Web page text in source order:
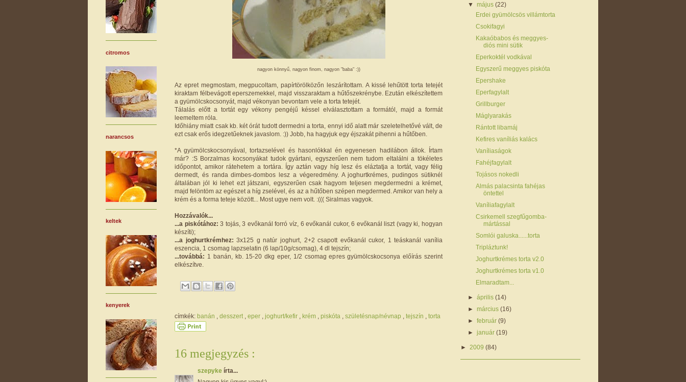
nagyon könnyű, nagyon finom, nagyon "baba" :))
Az epret megmostam, megpucoltam, papírtörölközőn leszárítottam. A kissé lehűtött torta tetejét
kiraktam félbevágott eperszemekkel, majd visszaraktam a hűtőszekrénybe. Ezután elkészítettem
a gyümölcskocsonyát, majd vékonyan bevontam vele a torta tetejét.
Tálalás előtt a tortát egy vékony pengéjű késsel elválasztottam a formától, majd a formát
leemeltem róla.
Időhiány miatt csak kb. két órát tudott dermedni a torta, ennyi idő alatt már szeletelhetővé vált, de
ezt csak erős idegzetűeknek javaslom. :)) Jobb, ha hagyjuk egy éjszakát pihenni a hűtőben.
*A gyümölcskocsonyával, tortazselével és hasonlókkal én egyenesen hadilábon állok. Írtam
már? :S Borzalmas kocsonyákat tudok gyártani, egyszerűen nem tudom eltalálni a tökéletes
időpontot, amikor rátehetem a tortára. Így aztán vagy híg lesz és eláztatja a tortát, vagy félig
dermedt, és randa dimbes-dombos lesz a végeredmény. A joghurtkrémes, pudingos sütiknél
általában jól ki lehet ezt játszani, egyszerűen csak hagyom teljesen megdermedni a krémet,
majd felöntöm az egészet a híg zselével, és az a hűtőben szépen megdermed. Amikor van hely a
krém és a forma teteje között... Most ugye nem volt. :((( Siralmas vagyok.
Hozzávalók...
...a piskótához: 3 tojás, 3 evőkanál forró víz, 6 evőkanál cukor, 6 evőkanál liszt (vagy ki, hogyan
készíti);
...a joghurtkrémhez: 3x125 g natúr joghurt, 2+2 csapott evőkanál cukor, 1 teáskanál vanília
eszencia, 1 csomag lapzselatin (6 lap/10g/csomag), 4 dl tejszín;
...továbbá: 1 banán, kb. 15-20 dkg eper, 1/2 csomag epres gyümölcskocsonya előírás szerint
elkészítve.
címkék: banán desszert eper joghurt/kefir krém piskóta születésnap/névnap tejszín torta
16 megjegyzés :
szepyke írta...
citromos
narancsos
keltek
kenyerek
▼május(22)
Erdei gyümölcsös villámtorta
Csokifagyi
Kakaóbabos és meggyes-
diós mini sütik
Eperkoktél vodkával
Egyszerű meggyes piskóta
Epershake
Eperfagylalt
Grillburger
Máglyarakás
Rántott libamáj
Kefires vaníliás kalács
Vaníliaságok
Fahéjfagylalt
Tojásos nokedli
Almás palacsinta fahéjas
öntettel
Vaníliafagylalt
Csirkemell szegfűgomba-
mártással
Somlói galuska......torta
Tripláztunk!
Joghurtkrémes torta v2.0
Joghurtkrémes torta v1.0
Elmaradtam...
►április(14)
►március(16)
►február(9)
►január(19)
► 2009 (84)